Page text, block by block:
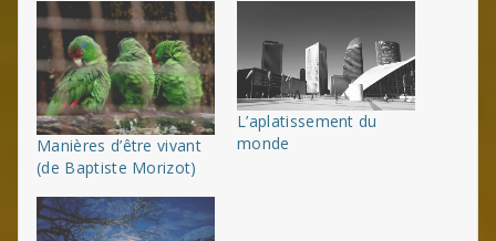
Manières d’être vivant
(de Baptiste Morizot)
L’aplatissement du
monde